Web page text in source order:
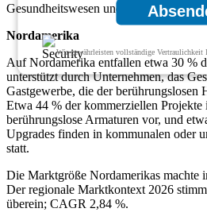
Wir gewährleisten vollständige Vertraulichkeit
Gesundheitswesen und
Nordamerika
Auf Nordamerika entfallen etwa 30 %
unterstützt durch Unternehmen, das
Gastgewerbe, die der berührungslosen
Etwa 44 % der kommerziellen Projekte
berührungslose Armaturen vor, und
Upgrades finden in kommunalen oder
statt.
Die Marktgröße Nordamerikas machte
Der regionale Marktkontext 2026
überein; CAGR 2,84 %.